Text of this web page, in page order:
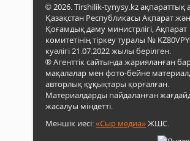
© 2026. Tirshilik-tynysy.kz ақпараттық
Қазақстан Республикасы Ақпарат
Қоғамдық даму министрлігі, Ақпарат
комитетінің тіркеу туралы №
куәлігі 21.07.2022 жылы берілген.
® Агенттік сайтында жарияланған
мақалалар мен фото-бейне
авторлық құқықтары қорғалған.
Материалдарды пайдаланған
жасалуы міндетті.
Меншік иесі:«Сыр медиа»ЖШС.